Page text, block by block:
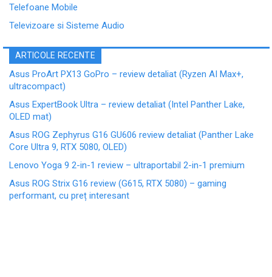
Telefoane Mobile
Televizoare si Sisteme Audio
ARTICOLE RECENTE
Asus ProArt PX13 GoPro – review detaliat (Ryzen AI Max+,
ultracompact)
Asus ExpertBook Ultra – review detaliat (Intel Panther Lake,
OLED mat)
Asus ROG Zephyrus G16 GU606 review detaliat (Panther Lake
Core Ultra 9, RTX 5080, OLED)
Lenovo Yoga 9 2-in-1 review – ultraportabil 2-in-1 premium
Asus ROG Strix G16 review (G615, RTX 5080) – gaming
performant, cu preț interesant